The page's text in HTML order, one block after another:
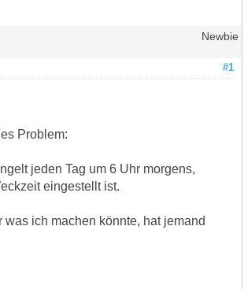
Newbie
#1
Problem:
jeden Tag um 6 Uhr morgens,
eingestellt ist.
was ich machen könnte, hat jemand